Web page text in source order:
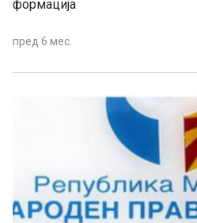
формација
пред 6 мес.